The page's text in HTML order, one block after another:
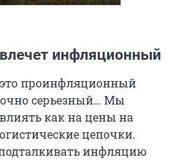
инфляционный
проинфляционный
серьезный… Мы
как на цены на
цепочки.
подталкивать инфляцию